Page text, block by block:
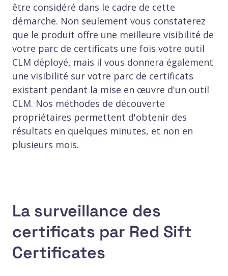
être considéré dans le cadre de cette
démarche. Non seulement vous constaterez
que le produit offre une meilleure visibilité de
votre parc de certificats une fois votre outil
CLM déployé, mais il vous donnera également
une visibilité sur votre parc de certificats
existant pendant la mise en œuvre d'un outil
CLM. Nos méthodes de découverte
propriétaires permettent d'obtenir des
résultats en quelques minutes, et non en
plusieurs mois.
La surveillance des
certificats par Red Sift
Certificates